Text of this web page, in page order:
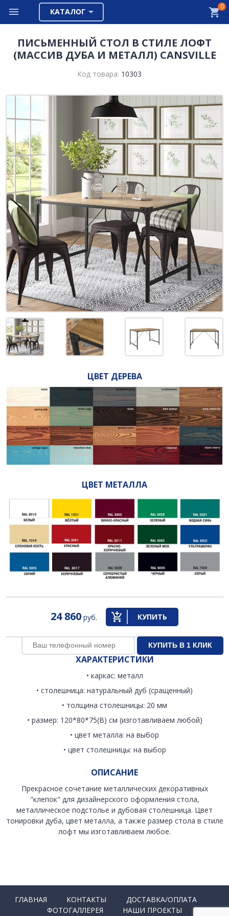
КАТАЛОГ
0
ПИСЬМЕННЫЙ СТОЛ В СТИЛЕ ЛОФТ
(МАССИВ ДУБА И МЕТАЛЛ) CANSVILLE
Код товара: 10303
ЦВЕТ ДЕРЕВА
ЦВЕТ МЕТАЛЛА
24 860 руб. КУПИТЬ
ХАРАКТЕРИСТИКИ
• каркас: металл
• столешница: натуральный дуб (сращенный)
• толщина столешницы: 20 мм
• размер: 120*80*75(В) см (изготавливаем любой)
• цвет металла: на выбор
• цвет столешницы: на выбор
ОПИСАНИЕ
Прекрасное сочетание металлических декоративных
"клепок" для дизайнерского оформления стола,
металлическое подстолье и дубовая столешница. Цвет
тонировки дуба, цвет металла, а также размер стола в стиле
лофт мы изготавливаем любое.
ГЛАВНАЯ КОНТАКТЫ
ДОСТАВКА/ОПЛАТА
ФОТОГАЛЛЕРЕЯ
НАШИ ПРОЕКТЫ